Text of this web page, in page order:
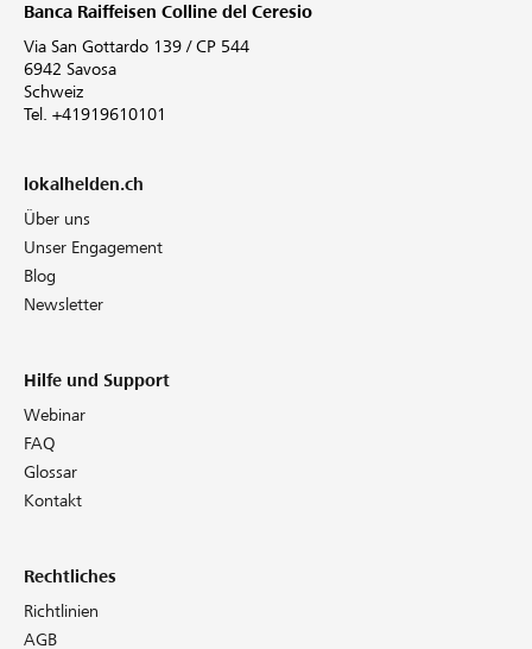
Banca Raiffeisen Colline del Ceresio
Via San Gottardo 139 / CP 544
6942 Savosa
Schweiz
Tel. +41919610101
lokalhelden.ch
Über uns
Unser Engagement
Blog
Newsletter
Hilfe und Support
Webinar
FAQ
Glossar
Kontakt
Rechtliches
Richtlinien
AGB